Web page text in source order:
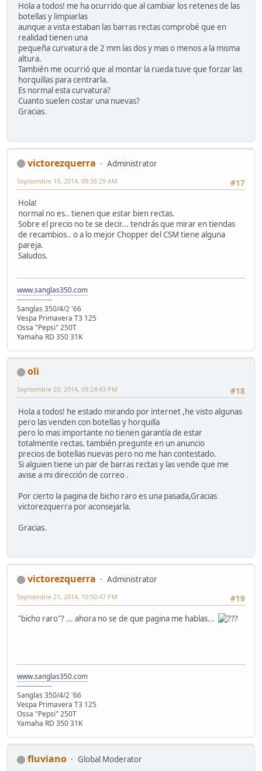
Hola a todos! me ha ocurrido que al cambiar los retenes de las
botellas y limpiarlas
aunque a vista estaban las barras rectas comprobé que en
realidad tienen una
pequeña curvatura de 2 mm las dos y mas o menos a la misma
altura.
También me ocurrió que al montar la rueda tuve que forzar las
horquillas para centrarla.
Es normal esta curvatura?
Cuanto suelen costar una nuevas?
Gracias.
victorezquerra
Administrator
#17
Septiembre 19, 2014, 09:36:29 AM
Hola!
normal no es.. tienen que estar bien rectas.
Sobre el precio no te se decir... tendrás que mirar en tiendas
de recambios.. o a lo mejor Chopper del CSM tiene alguna
pareja.
Saludos.
www.sanglas350.com
---------------
Sanglas 350/4/2 '66
Vespa Primavera T3 125
Ossa "Pepsi" 250T
Yamaha RD 350 31K
oli
#18
Septiembre 20, 2014, 09:24:43 PM
Hola a todos! he estado mirando por internet ,he visto algunas
pero las venden con botellas y horquilla
pero lo mas importante no tienen garantía de estar
totalmente rectas. también pregunte en un anuncio
precios de botellas nuevas pero no me han contestado.
Si alguien tiene un par de barras rectas y las vende que me
avise a mi dirección de correo .
Por cierto la pagina de bicho raro es una pasada,Gracias
victorezquerra por aconsejarla.
Gracias.
victorezquerra
Administrator
#19
Septiembre 21, 2014, 10:50:47 PM
"bicho raro"? ... ahora no se de que pagina me hablas...
www.sanglas350.com
---------------
Sanglas 350/4/2 '66
Vespa Primavera T3 125
Ossa "Pepsi" 250T
Yamaha RD 350 31K
fluviano
Global Moderator